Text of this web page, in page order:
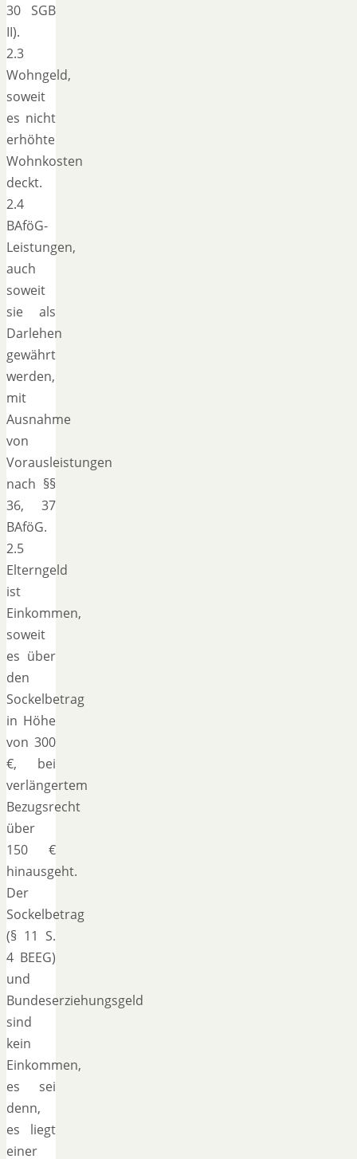
30 SGB
II).
2.3
Wohngeld,
soweit
es nicht
erhöhte
Wohnkosten
deckt.
2.4
BAföG-
Leistungen,
auch
soweit
sie als
Darlehen
gewährt
werden,
mit
Ausnahme
von
Vorausleistungen
nach §§
36, 37
BAföG.
2.5
Elterngeld
ist
Einkommen,
soweit
es über
den
Sockelbetrag
in Höhe
von 300
€, bei
verlängertem
Bezugsrecht
über
150 €
hinausgeht.
Der
Sockelbetrag
(§ 11 S.
4 BEEG)
und
Bundeserziehungsgeld
sind
kein
Einkommen,
es sei
denn,
es liegt
einer